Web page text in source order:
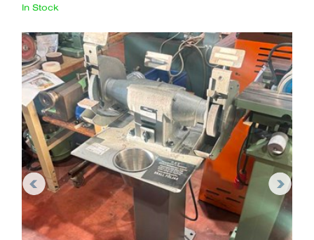
In Stock